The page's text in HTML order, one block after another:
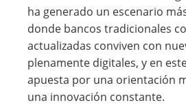
ha generado un escenario
donde bancos tradicionales
actualizadas conviven con
plenamente digitales, y en
apuesta por una orientación
una innovación constante.